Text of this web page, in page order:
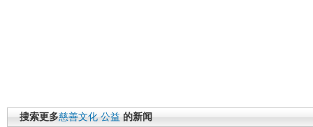
搜索更多慈善文化 公益 的新闻